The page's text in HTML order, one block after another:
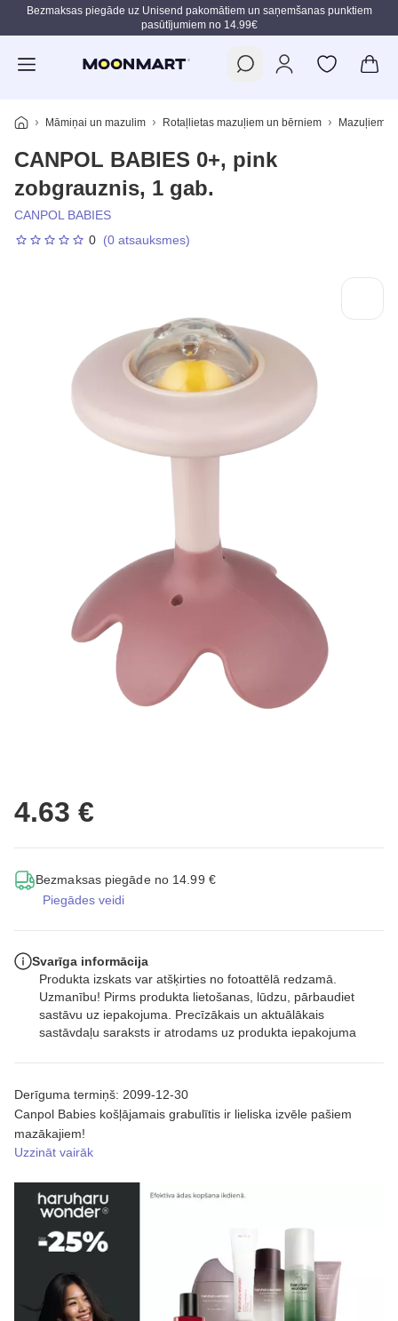
Pāriet uz galveno saturu
Bezmaksas piegāde uz Unisend pakomātiem un saņemšanas punktiem
pasūtījumiem no 14.99€
Māmiņai un mazulim Rotaļlietas mazuļiem un bērniem Mazuļiem
CANPOL BABIES 0+, pink
zobgrauznis, 1 gab.
CANPOL BABIES
0 (0 atsauksmes)
4.63 €
Bezmaksas piegāde no 14.99 €
Piegādes veidi
Derīguma termiņš: 2099-12-30
Canpol Babies košļājamais grabulītis ir lieliska izvēle pašiem
mazākajiem!
Uzzināt vairāk
Svarīga informācija
Produkta izskats var atšķirties no fotoattēlā redzamā.
Uzmanību! Pirms produkta lietošanas, lūdzu, pārbaudiet
sastāvu uz iepakojuma. Precīzākais un aktuālākais
sastāvdaļu saraksts ir atrodams uz produkta iepakojuma